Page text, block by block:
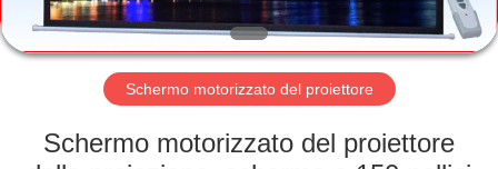
GIRO
FABBRICA
Schermo motorizzato del proiettore
Schermo motorizzato del proiettore